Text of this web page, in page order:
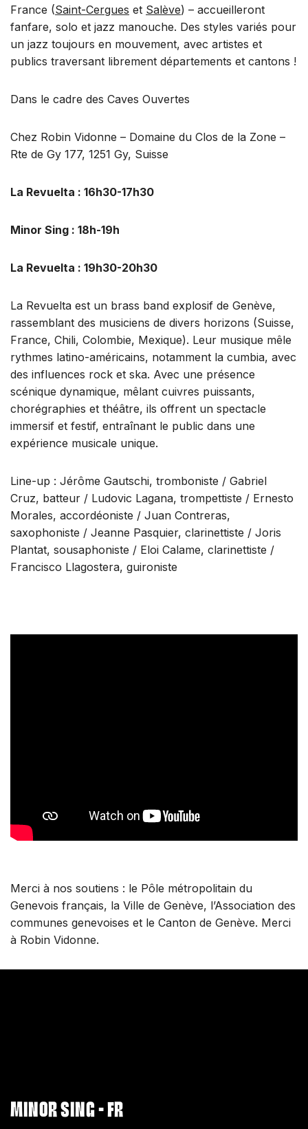
France (Saint-Cergues et Salève) – accueilleront
fanfare, solo et jazz manouche. Des styles variés pour
un jazz toujours en mouvement, avec artistes et
publics traversant librement départements et cantons !
Dans le cadre des Caves Ouvertes
Chez Robin Vidonne – Domaine du Clos de la Zone –
Rte de Gy 177, 1251 Gy, Suisse
La Revuelta : 16h30-17h30
Minor Sing : 18h-19h
La Revuelta : 19h30-20h30
La Revuelta est un brass band explosif de Genève,
rassemblant des musiciens de divers horizons (Suisse,
France, Chili, Colombie, Mexique). Leur musique mêle
rythmes latino-américains, notamment la cumbia, avec
des influences rock et ska. Avec une présence
scénique dynamique, mêlant cuivres puissants,
chorégraphies et théâtre, ils offrent un spectacle
immersif et festif, entraînant le public dans une
expérience musicale unique.
Line-up : Jérôme Gautschi, tromboniste / Gabriel
Cruz, batteur / Ludovic Lagana, trompettiste / Ernesto
Morales, accordéoniste / Juan Contreras,
saxophoniste / Jeanne Pasquier, clarinettiste / Joris
Plantat, sousaphoniste / Eloi Calame, clarinettiste /
Francisco Llagostera, guironiste
Merci à nos soutiens : le Pôle métropolitain du
Genevois français, la Ville de Genève, l’Association des
communes genevoises et le Canton de Genève. Merci
à Robin Vidonne.
MINOR SING - FR